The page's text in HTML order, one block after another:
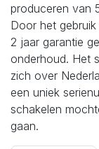
produceren van
Door het
2 jaar garantie
onderhoud. Het
zich over
een uniek
schakelen
gaan.